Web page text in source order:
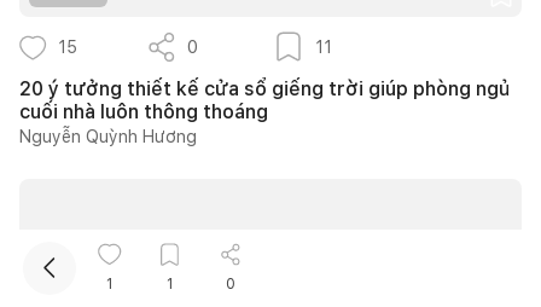
15 0 11
20 ý tưởng thiết kế cửa sổ giếng trời giúp phòng ngủ
cuối nhà luôn thông thoáng
Nguyễn Quỳnh Hương
1 1 0
Mua sắm hoàn thiện nhà